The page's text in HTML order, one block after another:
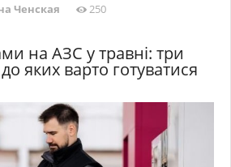
Ченская
250
на АЗС у травні: три
яких варто готуватися